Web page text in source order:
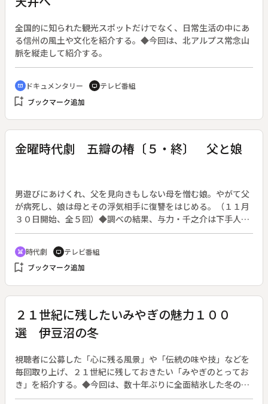
全国的に知られた観光スポットだけでなく、日常生活の中にあ
る信州の風土や文化を紹介する。◆今回は、北アルプス常念山
脈を縦走して紹介する。
cinematic_blur ドキュメンタリー tv テレビ番組
bookmark_add ブックマーク追加
金曜時代劇 五瓣の椿〔５・終〕 父と娘
男遊びにあけくれ、父を見向きもしない母を憎む娘。やがて父
が病死し、娘は母とその浮気相手に復讐をはじめる。（１１月
３０日開始、全５回）◆調べの結果、与力・千之介は下手人は
おしのだと確信し、奉行所は本格的におしのを追いはじめる。
一方、おしのは５人目の標的、実父の丸梅屋源次郎に接近す
る。実の娘とは知らずに口説いてくる源次郎への愛憎が入り混
じる中、おしのは千之介へ最後の復讐を予告する。
swords 時代劇 tv テレビ番組
bookmark_add ブックマーク追加
２１世紀に残したいみやぎの魅力１００
選 伊豆沼の冬
視聴者に公募した「心に残る風景」や「伝統の味や技」などを
毎回取り上げ、２１世紀に残しておきたい「みやぎのとってお
き」を紹介する。◆今回は、数十年ぶりに全面結氷した冬の伊
豆沼を訪ねる。